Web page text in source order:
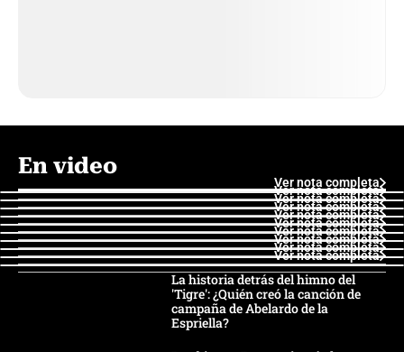
En video
Ver nota completa
Ver nota completa
Ver nota completa
Ver nota completa
Ver nota completa
Ver nota completa
Ver nota completa
Ver nota completa
Ver nota completa
Ver nota completa
La historia detrás del himno del
'Tigre': ¿Quién creó la canción de
campaña de Abelardo de la
Espriella?